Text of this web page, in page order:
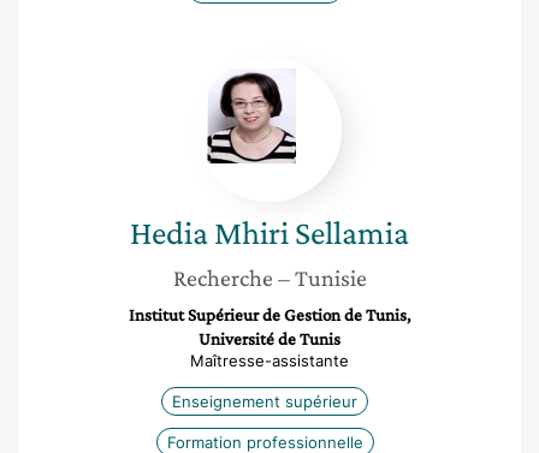
Hedia
Mhiri
Sellamia
HediaMhiri Sellamia
Recherche – Tunisie
Institut Supérieur de Gestion de Tunis,
Université de Tunis
Maîtresse-assistante
Enseignement supérieur
Formation professionnelle